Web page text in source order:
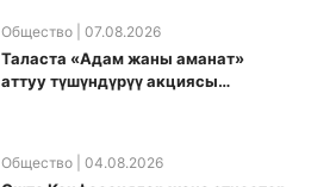
Общество | 07.08.2026
Таласта «Адам жаны аманат»
аттуу түшүндүрүү акциясы
Общество | 04.08.2026